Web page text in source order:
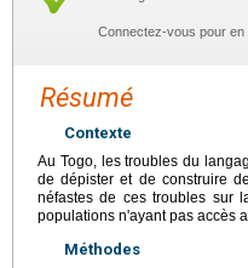
Connectez-vous pour en
Résumé
Contexte
Au Togo, les troubles du
de dépister et de construire
néfastes de ces troubles sur
populations n'ayant pas accès
Méthodes